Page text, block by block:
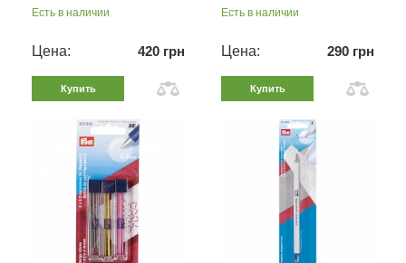
Есть в наличии
Цена: 420 грн
Купить
Есть в наличии
Цена: 290 грн
Купить